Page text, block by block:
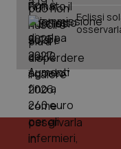
Eclissi